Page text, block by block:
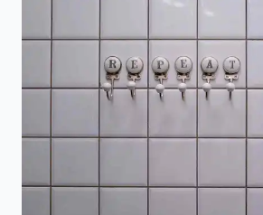
我們將深入探討這項罪名的具體
樣，以及相關的法律責任。